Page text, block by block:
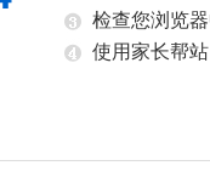
检查您浏览
使用家长帮